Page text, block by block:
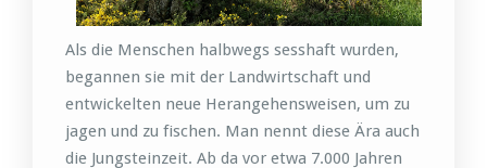
Als die Menschen halbwegs sesshaft wurden,
begannen sie mit der Landwirtschaft und
entwickelten neue Herangehensweisen, um zu
jagen und zu fischen. Man nennt diese Ära auch
die Jungsteinzeit. Ab da vor etwa 7.000 Jahren